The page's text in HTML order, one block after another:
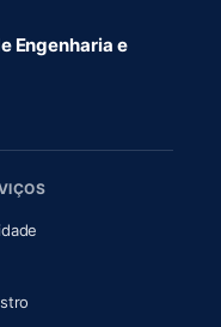
Engenharia e
em nova aba)